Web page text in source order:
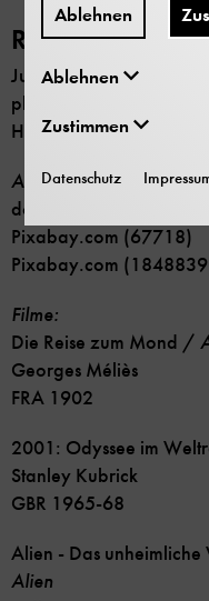
Raum und Zeit:
Jurik Peter/
Hastings-Trew
Astronaut unten:
dottedhippo / iStock
Pixabay.com (67718)
Pixabay.com
Filme:
Die Reise zum Mond /
Georges Méliès
FRA 1902
2001: Odyssee im
Stanley Kubrick
GBR 1965-68
Alien - Das
Alien
Ablehnen
Ablehnen
Zustimmen
Datenschutz